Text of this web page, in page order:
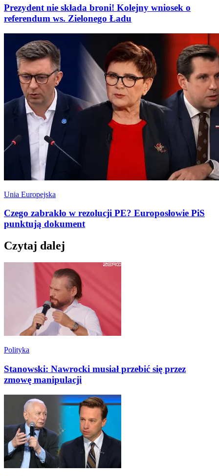
Prezydent nie składa broni! Kolejny wniosek o
referendum ws. Zielonego Ładu
Unia Europejska
Czego zabrakło w rezolucji PE? Europosłowie PiS
punktują dokument
Czytaj dalej
Polityka
Stanowski: Nawrocki musiał przebić się przez
zmowę manipulacji